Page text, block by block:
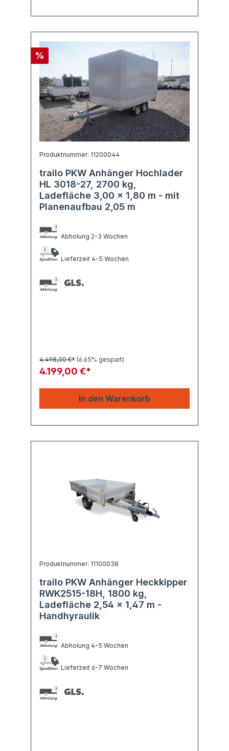
%
Produktnummer: 11200044
trailo PKW Anhänger Hochlader
HL 3018-27, 2700 kg,
Ladefläche 3,00 x 1,80 m - mit
Planenaufbau 2,05 m
Abholung 2-3 Wochen
Lieferzeit 4-5 Wochen
4.199,00 €*
4.498,00 €* (6.65% gespart)
In den Warenkorb
Produktnummer: 11100038
trailo PKW Anhänger Heckkipper
RWK2515-18H, 1800 kg,
Ladefläche 2,54 x 1,47 m -
Handhyraulik
Abholung 4-5 Wochen
Lieferzeit 6-7 Wochen